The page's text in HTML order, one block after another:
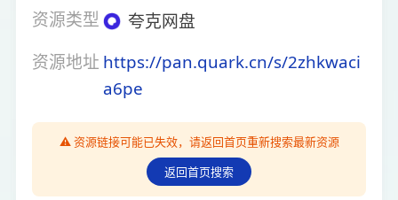
资源类型
夸克网盘
资源地址 https://pan.quark.cn/s/2zhkwaci
a6pe
⚠️ 资源链接可能已失效，请返回首页重新搜索最新资源
返回首页搜索